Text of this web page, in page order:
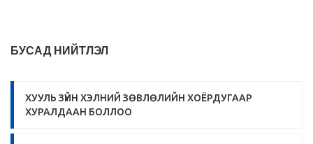
БУСАД НИЙТЛЭЛ
ХУУЛЬ ЗҮЙН ХЭЛНИЙ ЗӨВЛӨЛИЙН ХОЁРДУГААР
ХУРАЛДААН БОЛЛОО